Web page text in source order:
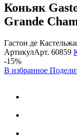
Коньяк
Grande
Гастон де
АртикулАрт. 60859
-15%
В избранное